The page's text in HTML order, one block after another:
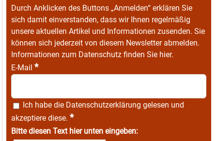
Durch Anklicken des Buttons „Anmelden“ erklären Sie
sich damit einverstanden, dass wir Ihnen regelmäßig
unsere aktuellen Artikel und Informationen zusenden. Sie
können sich jederzeit von diesem Newsletter abmelden.
Informationen zum Datenschutz finden Sie hier.
E-Mail *
Ich habe die Datenschutzerklärung gelesen und
akzeptiere diese. *
Bitte diesen Text hier unten eingeben: